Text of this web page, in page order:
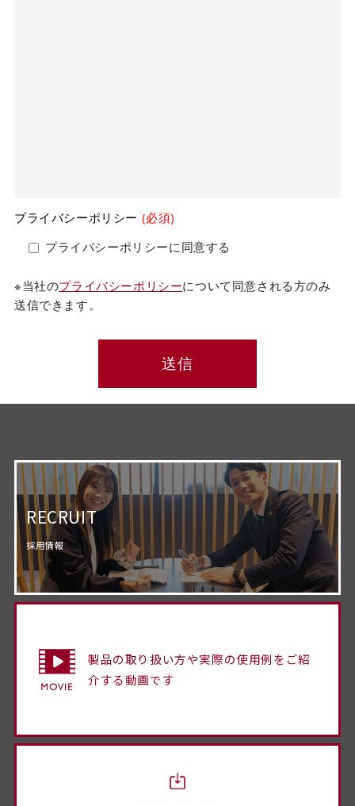
プライバシーポリシー (必須)
プライバシーポリシーに同意する
※当社のプライバシーポリシーについて同意される方のみ
送信できます。
RECRUIT
採用情報
製品の取り扱い方や実際の使用例をご紹
介する動画です